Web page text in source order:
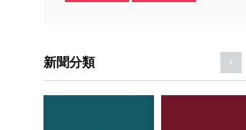
新聞分類